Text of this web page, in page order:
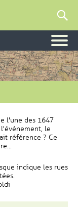
l'une des 1647
le
référence ? Ce
indique les rues